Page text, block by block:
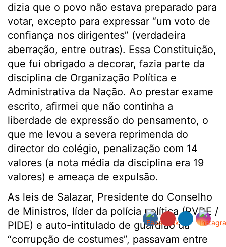
dizia que o povo não estava preparado para
votar, excepto para expressar “um voto de
confiança nos dirigentes” (verdadeira
aberração, entre outras). Essa Constituição,
que fui obrigado a decorar, fazia parte da
disciplina de Organização Política e
Administrativa da Nação. Ao prestar exame
escrito, afirmei que não continha a
liberdade de expressão do pensamento, o
que me levou a severa reprimenda do
director do colégio, penalização com 14
valores (a nota média da disciplina era 19
valores) e ameaça de expulsão.
As leis de Salazar, Presidente do Conselho
de Ministros, líder da polícia política (PVDE /
PIDE) e auto-intitulado de guardião da
“corrupção de costumes”, passavam entre